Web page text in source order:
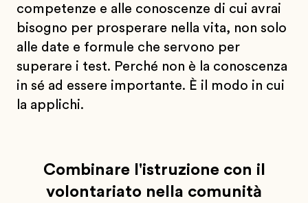
competenze e alle conoscenze di cui avrai
bisogno per prosperare nella vita, non solo
alle date e formule che servono per
superare i test. Perché non è la conoscenza
in sé ad essere importante. È il modo in cui
la applichi.
Combinare l'istruzione con il
volontariato nella comunità